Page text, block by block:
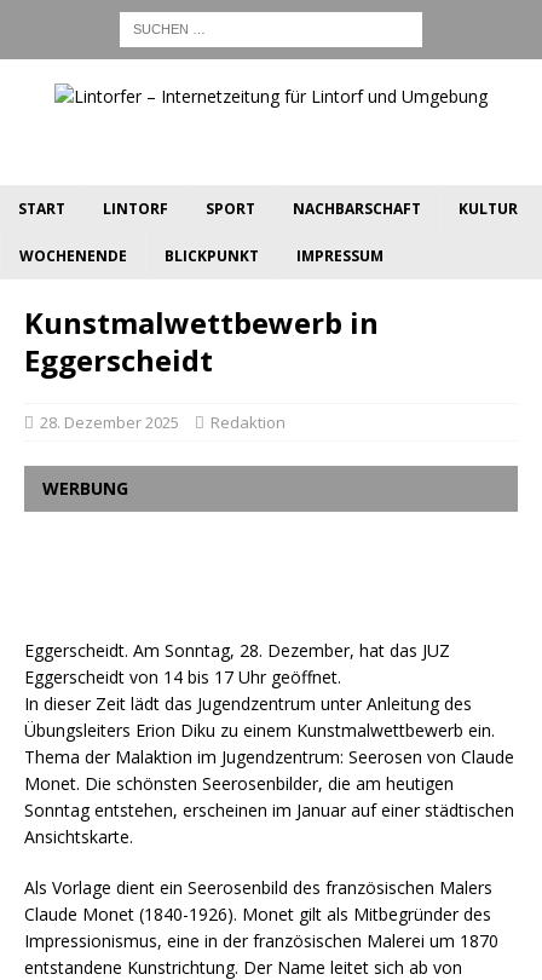
START LINTORF SPORT NACHBARSCHAFT KULTUR
WOCHENENDE BLICKPUNKT IMPRESSUM
Kunstmalwettbewerb in
Eggerscheidt
28. Dezember 2025 Redaktion
WERBUNG
Eggerscheidt. Am Sonntag, 28. Dezember, hat das JUZ
Eggerscheidt von 14 bis 17 Uhr geöffnet.
In dieser Zeit lädt das Jugendzentrum unter Anleitung des
Übungsleiters Erion Diku zu einem Kunstmalwettbewerb ein.
Thema der Malaktion im Jugendzentrum: Seerosen von Claude
Monet. Die schönsten Seerosenbilder, die am heutigen
Sonntag entstehen, erscheinen im Januar auf einer städtischen
Ansichtskarte.
Als Vorlage dient ein Seerosenbild des französischen Malers
Claude Monet (1840-1926). Monet gilt als Mitbegründer des
Impressionismus, eine in der französischen Malerei um 1870
entstandene Kunstrichtung. Der Name leitet sich ab von